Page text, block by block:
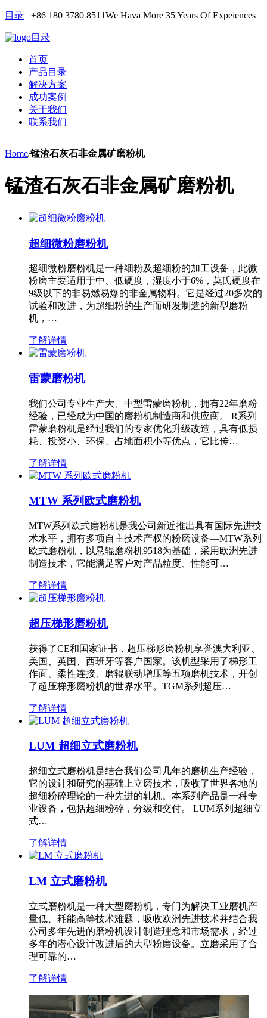
目录 +86 180 3780 8511We Hava More 35 Years Of Expeiences
目录
首页
产品目录
解决方案
成功案例
关于我们
联系我们
Home/锰渣石灰石非金属矿磨粉机
锰渣石灰石非金属矿磨粉机
超细微粉磨粉机
超细微粉磨粉机是一种细粉及超细粉的加工设备，此微
粉磨主要适用于中、低硬度，湿度小于6%，莫氏硬度在
9级以下的非易燃易爆的非金属物料。它是经过20多次的
试验和改进，为超细粉的生产而研发制造的新型磨粉
机，…
了解详情
雷蒙磨粉机
我们公司专业生产大、中型雷蒙磨粉机，拥有22年磨粉
经验，已经成为中国的磨粉机制造商和供应商。 R系列
雷蒙磨粉机是经过我们的专家优化升级改造，具有低损
耗、投资小、环保、占地面积小等优点，它比传…
了解详情
MTW 系列欧式磨粉机
MTW系列欧式磨粉机是我公司新近推出具有国际先进技
术水平，拥有多项自主技术产权的粉磨设备—MTW系列
欧式磨粉机，以悬辊磨粉机9518为基础，采用欧洲先进
制造技术，它能满足客户对产品粒度、性能可…
了解详情
超压梯形磨粉机
获得了CE和国家证书，超压梯形磨粉机享誉澳大利亚、
美国、英国、西班牙等客户国家。该机型采用了梯形工
作面、柔性连接、磨辊联动增压等五项磨机技术，开创
了超压梯形磨粉机的世界水平。TGM系列超压…
了解详情
LUM 超细立式磨粉机
超细立式磨粉机是结合我们公司几年的磨机生产经验，
它的设计和研究的基础上立磨技术，吸收了世界各地的
超细粉碎理论的一种先进的轧机。本系列产品是一种专
业设备，包括超细粉碎，分级和交付。 LUM系列超细立
式…
了解详情
LM 立式磨粉机
立式磨粉机是一种大型磨粉机，专门为解决工业磨机产
量低、耗能高等技术难题，吸收欧洲先进技术并结合我
公司多年先进的磨粉机设计制造理念和市场需求，经过
多年的潜心设计改进后的大型粉磨设备。立磨采用了合
理可靠的…
了解详情